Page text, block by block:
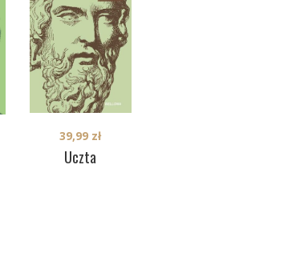
Uczta
39,99 zł